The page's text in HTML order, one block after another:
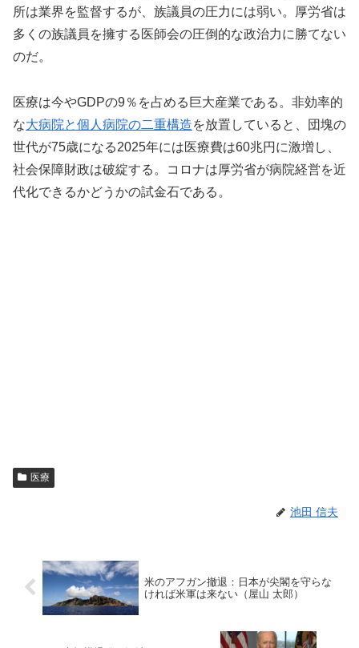
所は業界を監督するが、族議員の圧力には弱い。厚労省は
多くの族議員を擁する医師会の圧倒的な政治力に勝てない
のだ。
医療は今やGDPの9％を占める巨大産業である。非効率的
な大病院と個人病院の二重構造を放置していると、団塊の
世代が75歳になる2025年には医療費は60兆円に激増し、
社会保障財政は破綻する。コロナは厚労省が病院経営を近
代化できるかどうかの試金石である。
医療
池田 信夫
米のアフガン撤退：日本が尖閣を守らな
ければ米軍は来ない（屋山 太郎）